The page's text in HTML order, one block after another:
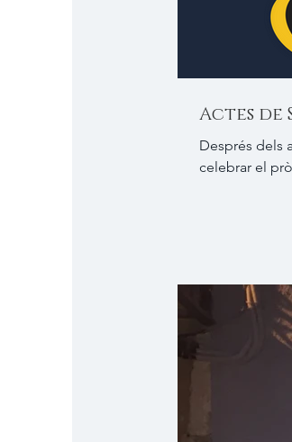
Actes de
Després dels
celebrar el